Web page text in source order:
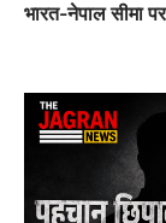
भारत-नेपाल सीमा